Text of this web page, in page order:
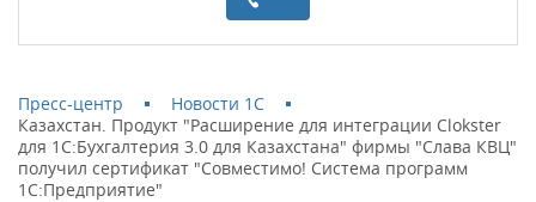
Пресс-центр
Новости 1С
Казахстан. Продукт "Расширение для интеграции Clokster
для 1C:Бухгалтерия 3.0 для Казахстана" фирмы "Слава КВЦ"
получил сертификат "Совместимо! Система программ
1С:Предприятие"